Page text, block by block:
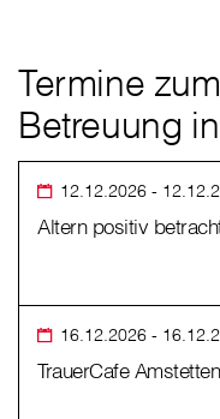
Termine
Betreuung
12.12.2026 -
Altern positiv
16.12.2026 -
TrauerCafe